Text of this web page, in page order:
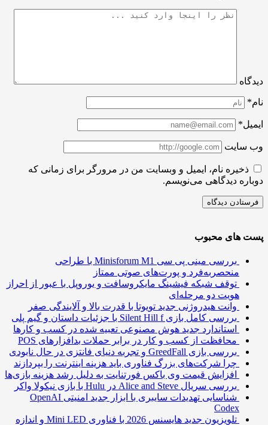
ذخیره نام، ایمیل و وبسایت من در مرورگر برای زمانی که
دیدگاهی می‌نویسم.
های محبوب
بررسی مینی پی ‌سی Minisforum M1 با طراحی
منحصربه‌فرد و پورت‌های صوتی ممتاز
توقف شبکه فیشینگ مایکروسافت و یوروپل با عبور از احراز
هویت دو مرحله‌ای
وانت هیدروژنی جدید تویوتا با قدرت بالا و آلایندگی صفر
بررسی کامل بازی Silent Hill f با جزئیات داستان و گیم پلی
استاندارد جدید هوش مصنوعی تعبیه شده در کسب و کارها
محافظت از کسب و کار در برابر حملات بدافزارهای POS
بررسی بازی GreedFall و تجربه دنیای فانتزی در حال نابودی
چرا شرکت‌های بزرگ فناوری باید هزینه اینترنت را بپردازند
افزایش قیمت وی باکس فورتنایت به دلیل رشد هزینه بازی‌ها
بررسی سریال Alice and Steve در Hulu با بازی نیکولا واکر
شناسایی تهدیدات سایبری با ابزار جدید امنیتی OpenAI
Codex
تلویزیون جدید هایسنس 2026 با فناوری Mini LED و اندازه